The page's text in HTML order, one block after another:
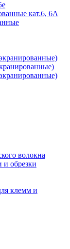
кат.6, 6А
волокна
и обрезки
клемм и